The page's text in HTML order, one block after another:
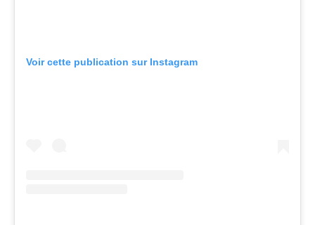
Voir cette publication sur Instagram